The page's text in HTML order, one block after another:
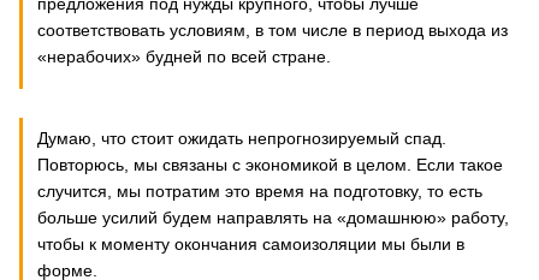
соответствовать условиям, в том числе в период выхода из
«нерабочих» будней по всей стране.
Думаю, что стоит ожидать непрогнозируемый спад.
Повторюсь, мы связаны с экономикой в целом. Если такое
случится, мы потратим это время на подготовку, то есть
больше усилий будем направлять на «домашнюю» работу,
чтобы к моменту окончания самоизоляции мы были в
форме.